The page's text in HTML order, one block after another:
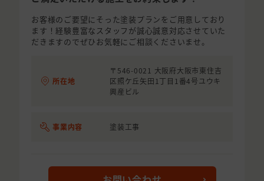
お客様のご要望にそった塗装プランをご用意しており
ます！経験豊富なスタッフが誠心誠意対応させていた
だきますのでぜひお気軽にご相談くださいませ。
所在地
〒546-0021 大阪府大阪市東住吉
区照ケ丘矢田1丁目1番4号ユウキ
興産ビル
事業内容 塗装工事